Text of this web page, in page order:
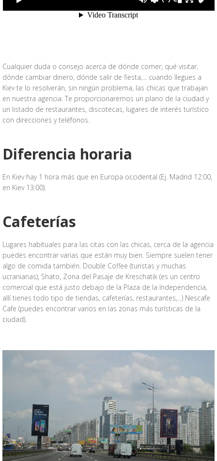
Cualquier duda o consejo acerca de dónde comer, qué visitar,
dónde cambiar dinero, dónde salir de fiesta,... cuando llegues a
Kiev te lo resolverán, sin ningún problema, las chicas que trabajan
en nuestra agencia. Te proporcionaremos un plano de la ciudad y
un listado de restaurantes, discotecas, lugares de interés turístico
con direcciones y teléfonos.
Diferencia horaria
En Kiev hay 1 hora más que en Europa occidental (Ej. Madrid 12:00,
en Kiev 13:00).
Cafeterías
Lugares habituales para las citas con las chicas, cerca de la agencia
puedes encontrar varias que están muy bien. Siempre suelen tener
algo de comida también. Double Coffee (turistas y muchas
ucranianas), Shato, Zona del Pasaje de Kreschatik (es un centro
comercial que está justo debajo de la Plaza de la Independencia,
allí tienes todo tipo de tiendas, cafeterías, restaurantes,...) Nescafe
Cafe (puedes encontrar varios en las zonas más turísticas de la
ciudad).